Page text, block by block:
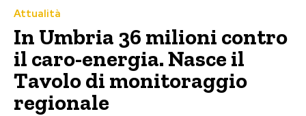
Attualità
In Umbria 36 milioni contro
il caro-energia. Nasce il
Tavolo di monitoraggio
regionale